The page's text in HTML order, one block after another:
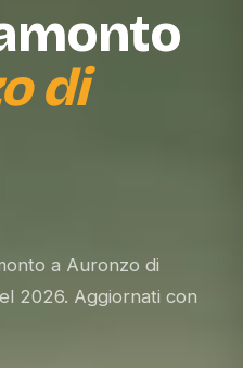
di
a Auronzo di
2026. Aggiornati con